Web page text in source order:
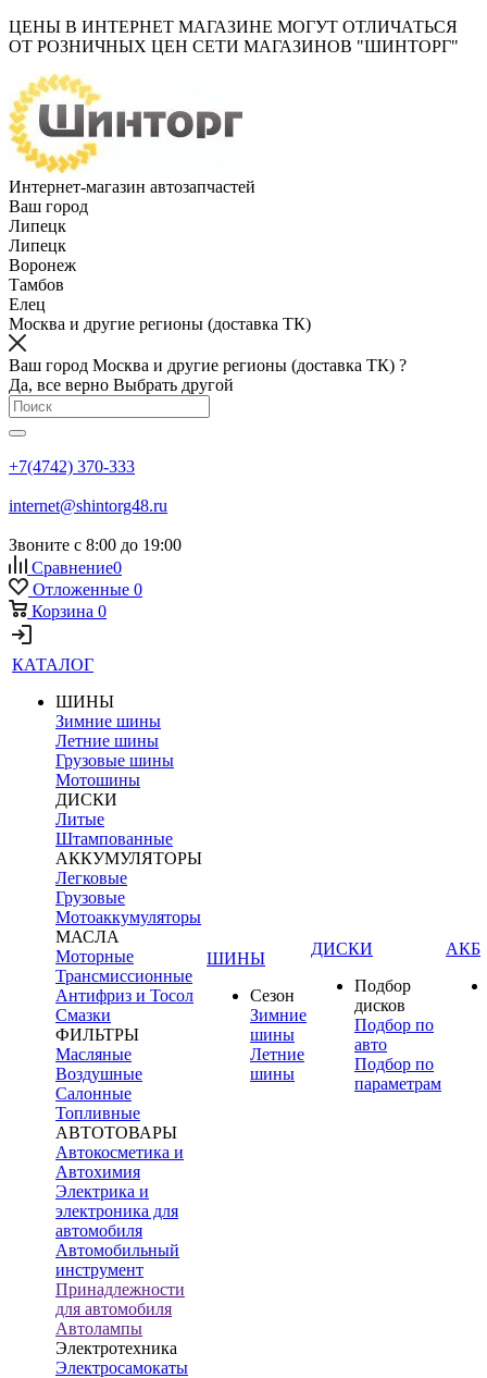
ЦЕНЫ В ИНТЕРНЕТ МАГАЗИНЕ МОГУТ ОТЛИЧАТЬСЯ
ОТ РОЗНИЧНЫХ ЦЕН СЕТИ МАГАЗИНОВ "ШИНТОРГ"
Интернет-магазин автозапчастей
Ваш город
Липецк
Липецк
Воронеж
Тамбов
Елец
Москва и другие регионы (доставка ТК)
Ваш город Москва и другие регионы (доставка ТК) ?
Да, все верно Выбрать другой
+7(4742) 370-333
internet@shintorg48.ru
Звоните с 8:00 до 19:00
Сравнение0
Отложенные 0
Корзина 0
КАТАЛОГ
ШИНЫ
Зимние шины
Летние шины
Грузовые шины
Мотошины
ДИСКИ
Литые
Штампованные
АККУМУЛЯТОРЫ
Легковые
Грузовые
Мотоаккумуляторы
МАСЛА
Моторные
Трансмиссионные
Антифриз и Тосол
Смазки
ФИЛЬТРЫ
Масляные
Воздушные
Салонные
Топливные
АВТОТОВАРЫ
Автокосметика и
Автохимия
Электрика и
электроника для
автомобиля
Автомобильный
инструмент
Принадлежности
для автомобиля
Автолампы
Электротехника
Электросамокаты
ШИНЫ
Сезон
Зимние
шины
Летние
шины
ДИСКИ
Подбор
дисков
Подбор по
авто
Подбор по
параметрам
АКБ